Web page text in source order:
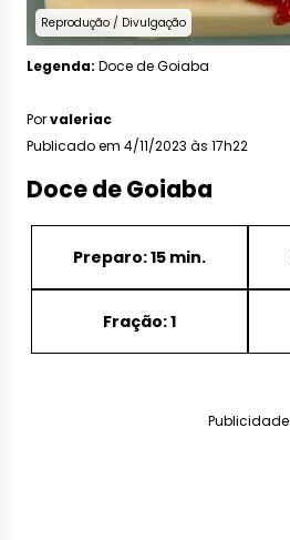
Reprodução / Divulgação
Legenda: Doce de Goiaba
Porvaleriac
Publicado em 4/11/2023 às 17h22
Doce de Goiaba
Preparo: 15 min.
Fração: 1
Publicidade